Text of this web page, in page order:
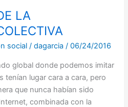
LA
social /dagarcia/06/24/2016
global donde podemos imitar
tenían lugar cara a cara, pero
que nunca habían sido
combinada con la